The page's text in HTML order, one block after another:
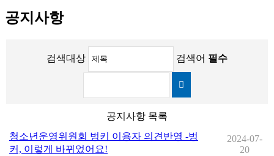
공지사항
검색대상 검색어 필수
공지사항 목록
청소년운영위원회 벙키 이용자 의견반영 -벙
커, 이렇게 바뀌었어요!
2024-07-
20